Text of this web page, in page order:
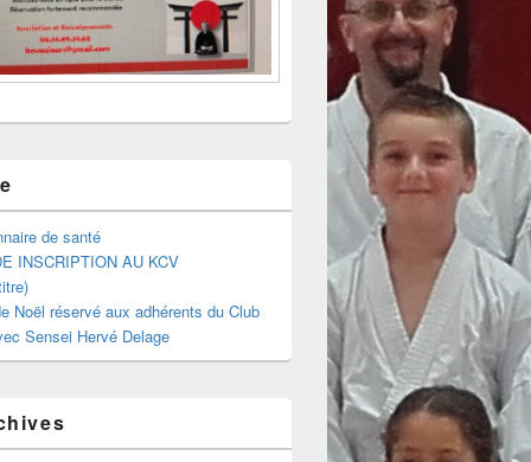
de santé
INSCRIPTION AU KCV
Noël réservé aux adhérents du Club
Sensei Hervé Delage